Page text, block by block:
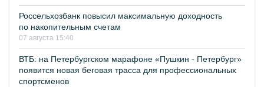
Россельхозбанк повысил максимальную доходность
по накопительным счетам
07 августа 15:40
ВТБ: на Петербургском марафоне «Пушкин - Петербург»
появится новая беговая трасса для профессиональных
спортсменов